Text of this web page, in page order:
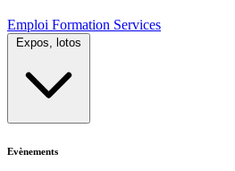
Emploi Formation Services
Expos, lotos
Evènements